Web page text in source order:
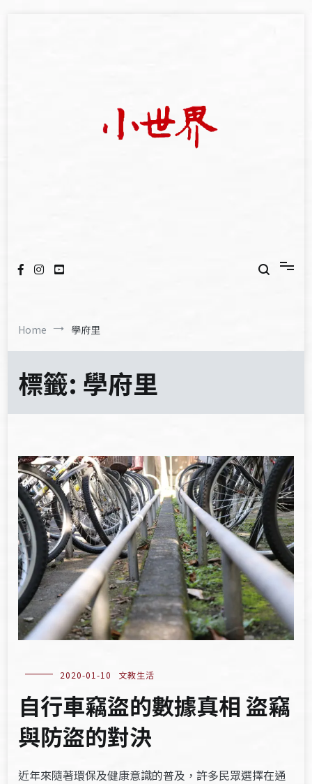
Home 學府里
標籤: 學府里
2020-01-10 文教生活
自行車竊盜的數據真相 盜竊
與防盜的對決
近年來隨著環保及健康意識的普及，許多民眾選擇在通